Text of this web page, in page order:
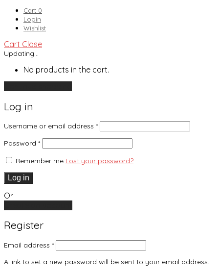
Cart 0
Login
Wishlist
Cart Close
Updating…
No products in the cart.
Log in
Username or email address *
Password *
Remember me Lost your password?
Log in
Or
Register
Email address *
A link to set a new password will be sent to your email address.